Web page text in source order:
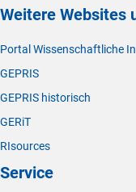
Weitere Websites
Portal Wissenschaftliche
GEPRIS
GEPRIS historisch
GERiT
RIsources
Service